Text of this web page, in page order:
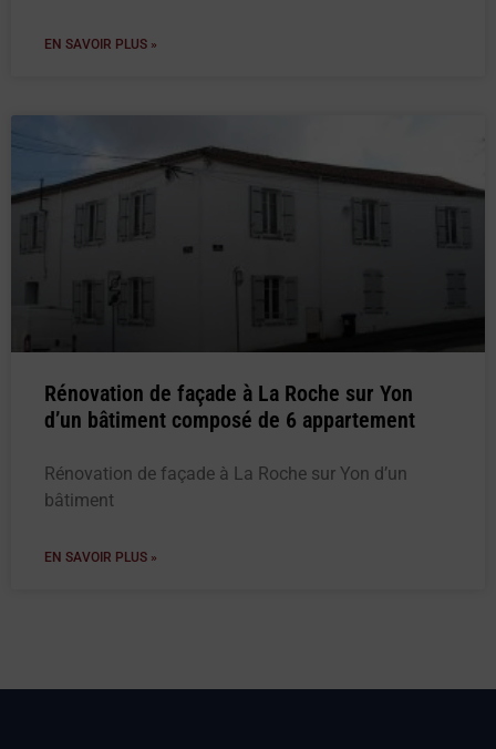
EN SAVOIR PLUS »
Rénovation de façade à La Roche sur Yon
d’un bâtiment composé de 6 appartement
Rénovation de façade à La Roche sur Yon d’un
bâtiment
EN SAVOIR PLUS »